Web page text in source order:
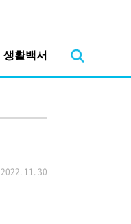
생활백서
2022. 11. 30